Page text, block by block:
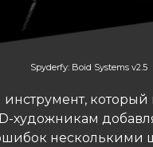
Spyderfy: Boid Systems v2.5
который
художникам